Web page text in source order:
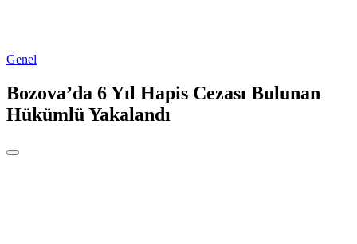
Genel
Bozova’da 6 Yıl Hapis Cezası Bulunan
Hükümlü Yakalandı